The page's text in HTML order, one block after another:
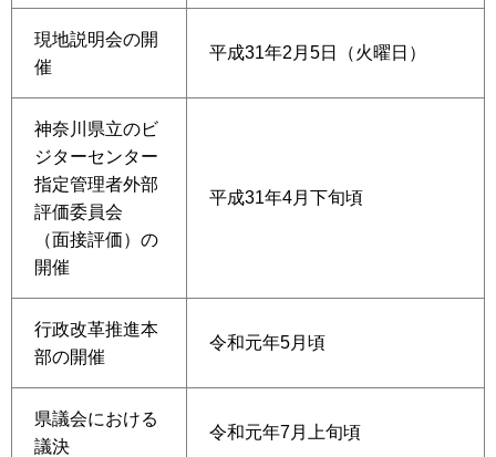
現地説明会の開
催
平成31年2月5日（火曜日）
神奈川県立のビ
ジターセンター
指定管理者外部
評価委員会
（面接評価）の
開催
平成31年4月下旬頃
行政改革推進本
部の開催
令和元年5月頃
県議会における
議決
令和元年7月上旬頃